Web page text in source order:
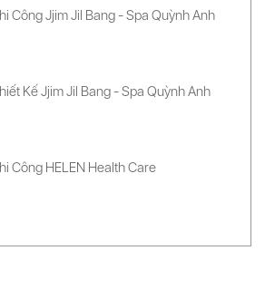
Công Jjim Jil Bang - Spa Quỳnh Anh
Kế Jjim Jil Bang - Spa Quỳnh Anh
Công HELEN Health Care